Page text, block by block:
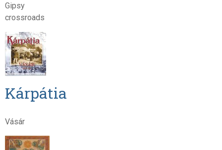
Gipsy
crossroads
Kárpátia
Vásár